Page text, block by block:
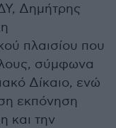
Δημήτρης
πλαισίου που
σύμφωνα
Δίκαιο, ενώ
εκπόνηση
και την